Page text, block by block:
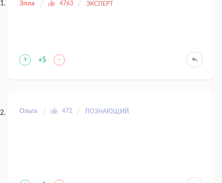
Элла 4763 ЭКСПЕРТ
+ +5 -
Ольга 472 ПОЗНАЮЩИЙ